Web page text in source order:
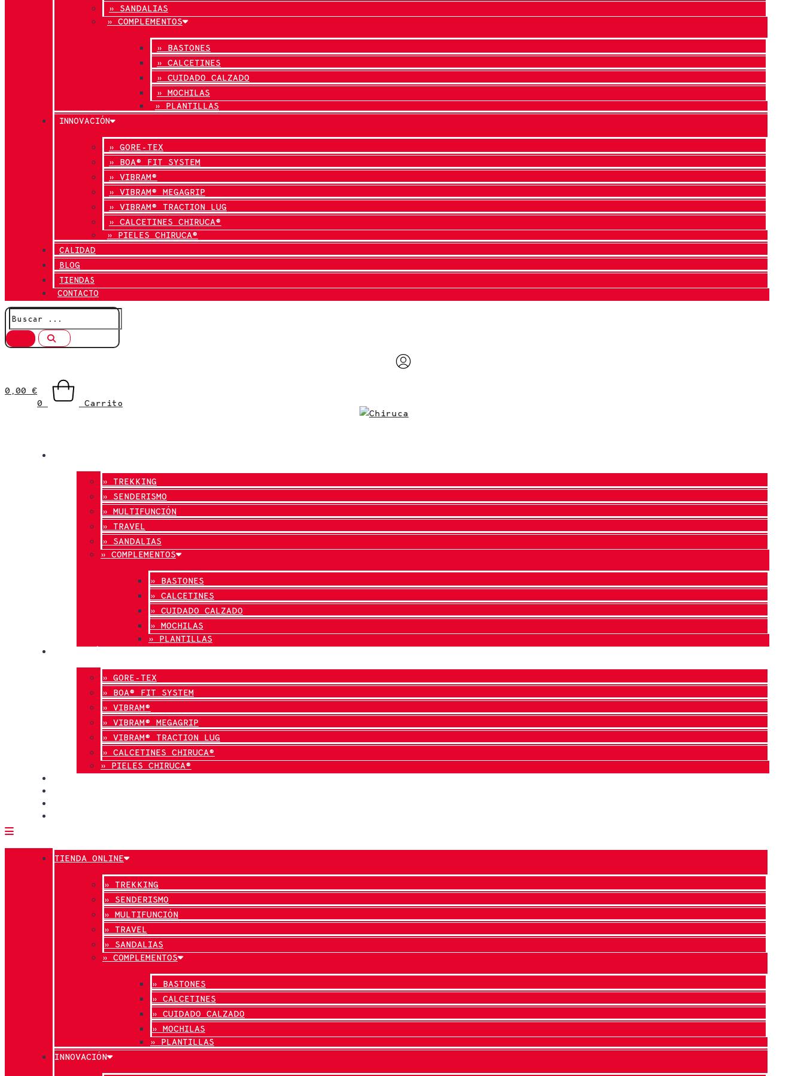
» SANDALIAS
» COMPLEMENTOS
» BASTONES
» CALCETINES
» CUIDADO CALZADO
» MOCHILAS
» PLANTILLAS
INNOVACIÓN
» GORE-TEX
» BOA® FIT SYSTEM
» VIBRAM®
» VIBRAM® MEGAGRIP
» VIBRAM® TRACTION LUG
» CALCETINES CHIRUCA®
» PIELES CHIRUCA®
CALIDAD
BLOG
TIENDAS
CONTACTO
0,00 €
0
Carrito
» TREKKING
» SENDERISMO
» MULTIFUNCIÓN
» TRAVEL
» SANDALIAS
» COMPLEMENTOS
» BASTONES
» CALCETINES
» CUIDADO CALZADO
» MOCHILAS
» PLANTILLAS
» GORE-TEX
» BOA® FIT SYSTEM
» VIBRAM®
» VIBRAM® MEGAGRIP
» VIBRAM® TRACTION LUG
» CALCETINES CHIRUCA®
» PIELES CHIRUCA®
TIENDA ONLINE
» TREKKING
» SENDERISMO
» MULTIFUNCIÓN
» TRAVEL
» SANDALIAS
» COMPLEMENTOS
» BASTONES
» CALCETINES
» CUIDADO CALZADO
» MOCHILAS
» PLANTILLAS
INNOVACIÓN